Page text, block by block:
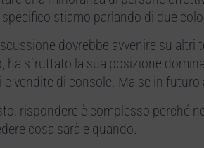
stiamo parlando di due
dovrebbe avvenire su
ha sfruttato la sua posizione
e vendite di console. Ma se in
rispondere è complesso perché
cosa sarà e quando.